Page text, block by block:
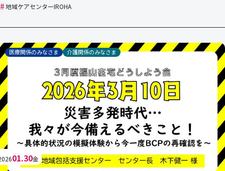
#地域ケアセンターIROHA
医療関係のみなさま 介護関係のみなさま
01.30金